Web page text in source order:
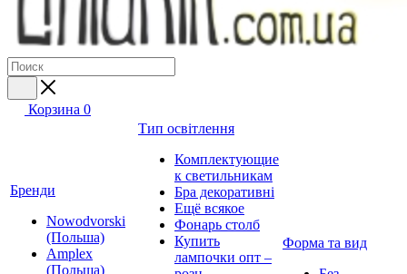
Корзина 0
Бренди
Nowodvorski
(Польша)
Amplex
(Польша)
Тип освітлення
Комплектующие
к светильникам
Бра декоративні
Ещё всякое
Фонарь столб
Купить
лампочки опт –
Форма та вид